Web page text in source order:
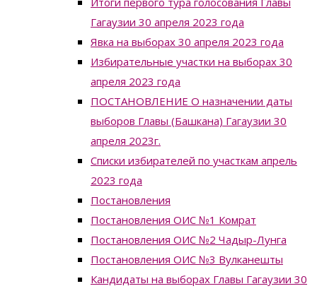
Гагаузии 30 апреля 2023 года
Явка на выборах 30 апреля 2023 года
Избирательные участки на выборах 30
апреля 2023 года
ПОСТАНОВЛЕНИЕ О назначении даты
выборов Главы (Башкана) Гагаузии 30
апреля 2023г.
Списки избирателей по участкам апрель
2023 года
Постановления
Постановления ОИС №1 Комрат
Постановления ОИС №2 Чадыр-Лунга
Постановления ОИС №3 Вулканешты
Кандидаты на выборах Главы Гагаузии 30